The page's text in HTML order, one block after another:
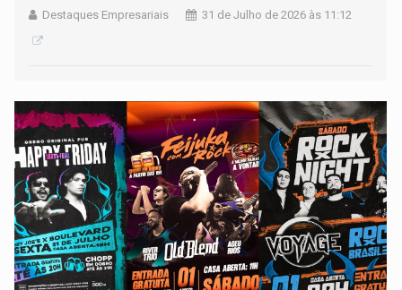
Destaques Empresariais 31 de Julho de 2026 às 11:12